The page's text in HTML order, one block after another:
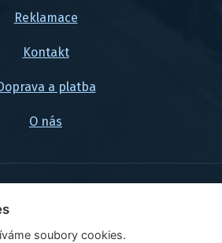
Reklamace
Kontakt
a platba
O nás
FlexaMi Auto s.r.o.
uvedeny vč. DPH
soubory cookies.